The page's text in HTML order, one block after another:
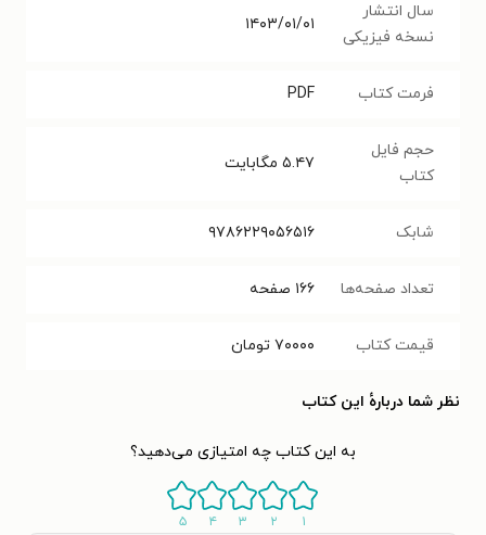
سال انتشار
نسخه فیزیکی
۱۴۰۳/۰۱/۰۱
فرمت کتاب PDF
حجم فایل
کتاب
۵.۴۷ مگابایت
شابک ۹۷۸۶۲۲۹۰۵۶۵۱۶
تعداد صفحه‌ها ۱۶۶ صفحه
قیمت کتاب ۷۰۰۰۰ تومان
نظر شما دربارهٔ این کتاب
به این کتاب چه امتیازی می‌دهید؟
۱ ۲ ۳ ۴ ۵